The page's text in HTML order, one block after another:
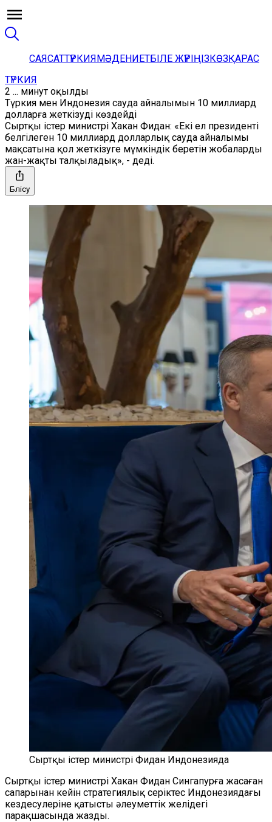
САЯСАТТҮРКИЯМӘДЕНИЕТБІЛЕ ЖҮРІҢІЗКӨЗҚАРАС
ТҮРКИЯ
2 ... минут оқылды
Түркия мен Индонезия сауда айналымын 10 миллиард
долларға жеткізуді көздейді
Сыртқы істер министрі Хакан Фидан: «Екі ел президенті
белгілеген 10 миллиард долларлық сауда айналымы
мақсатына қол жеткізуге мүмкіндік беретін жобаларды
жан-жақты талқыладық», - деді.
Бөлісу
Сыртқы істер министрі Фидан Индонезияда
Сыртқы істер министрі Хакан Фидан Сингапурға жасаған
сапарынан кейін стратегиялық серіктес Индонезиядағы
кездесулеріне қатысты әлеуметтік желідегі
парақшасында жазды.